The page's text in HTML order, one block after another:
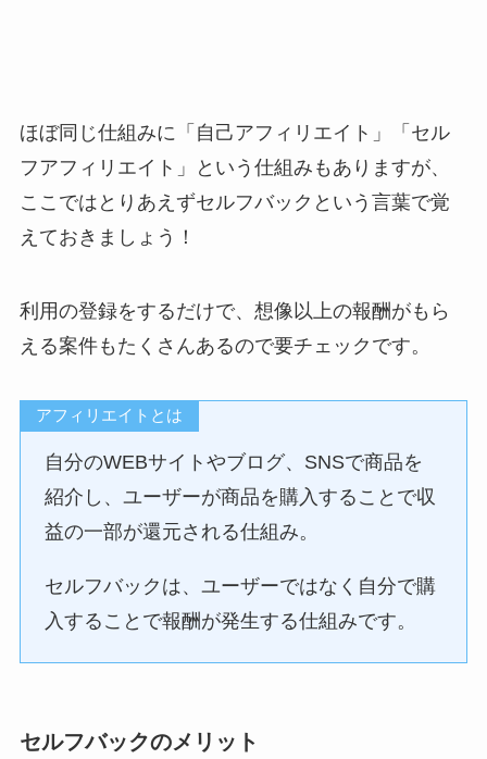
ほぼ同じ仕組みに「自己アフィリエイト」「セル
フアフィリエイト」という仕組みもありますが、
ここではとりあえずセルフバックという言葉で覚
えておきましょう！
利用の登録をするだけで、想像以上の報酬がもら
える案件もたくさんあるので要チェックです。
アフィリエイトとは
自分のWEBサイトやブログ、SNSで商品を
紹介し、ユーザーが商品を購入することで収
益の一部が還元される仕組み。
セルフバックは、ユーザーではなく自分で購
入することで報酬が発生する仕組みです。
セルフバックのメリット